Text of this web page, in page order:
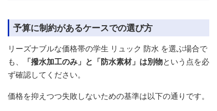
予算に制約があるケースでの選び方
リーズナブルな価格帯の学生 リュック 防水 を選ぶ場合で
も、
「撥水加工のみ」と「防水素材」は別物という点を必
ず確認してください。
価格を抑えつつ失敗しないための基準は以下の通りです。